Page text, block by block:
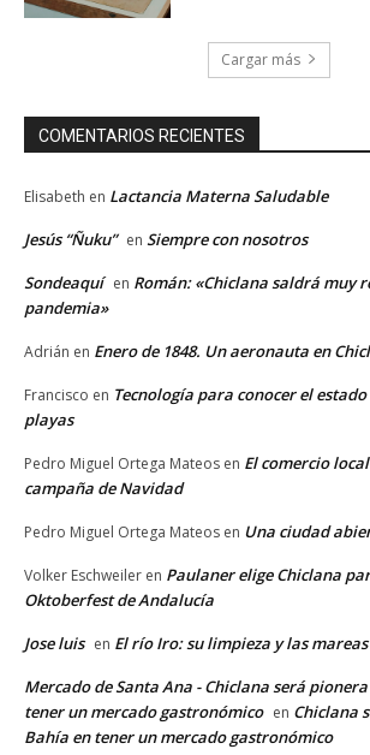
Cargar más
COMENTARIOS RECIENTES
Elisabeth en Lactancia Materna Saludable
Jesús “Ñuku” en Siempre con nosotros
Sondeaquí en Román: «Chiclana saldrá muy
pandemia»
Adrián en Enero de 1848. Un aeronauta en
Francisco en Tecnología para conocer el
playas
Pedro Miguel Ortega Mateos en El comercio
campaña de Navidad
Pedro Miguel Ortega Mateos en Una ciudad
Volker Eschweiler en Paulaner elige Chiclana
Oktoberfest de Andalucía
Jose luis en El río Iro: su limpieza y las mareas
Mercado de Santa Ana - Chiclana será
tener un mercado gastronómico en Chiclana
Bahía en tener un mercado gastronómico